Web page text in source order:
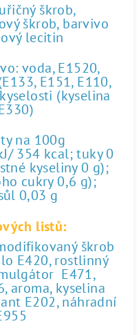
škrob,
škrob, barvivo
lecitin
voda, E1520,
E151, E110,
(kyselina
na 100g
354 kcal; tuky 0
kyseliny 0 g);
cukry 0,6 g);
0,03 g
listů:
škrob
E420, rostlinný
E471,
aroma, kyselina
E202, náhradní